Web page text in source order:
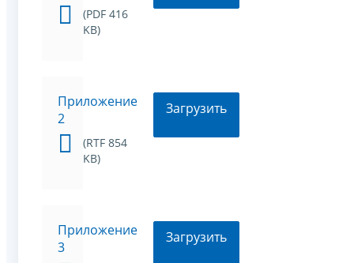
(PDF 416
KB)
Приложение
2
(RTF 854
KB)
Загрузить
Приложение
3
Загрузить